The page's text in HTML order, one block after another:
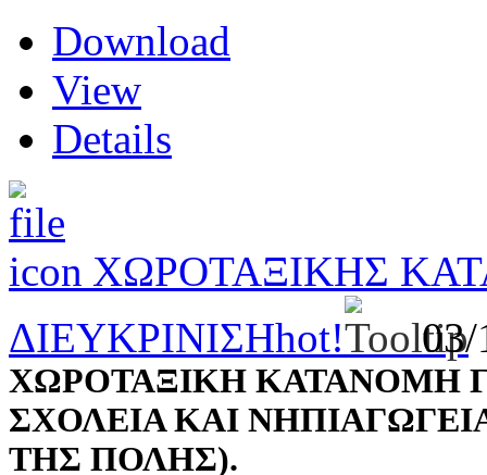
Download
View
Details
ΧΩΡΟΤΑΞΙΚΗΣ
ΔΙΕΥΚΡΙΝΙΣΗhot!
ΧΩΡΟΤΑΞΙΚΗ ΚΑΤΑΝΟΜΗ
ΣΧΟΛΕΙΑ ΚΑΙ
ΤΗΣ ΠΟΛΗΣ).